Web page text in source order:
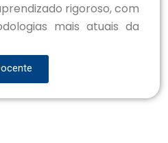
rigoroso, com
mais atuais da